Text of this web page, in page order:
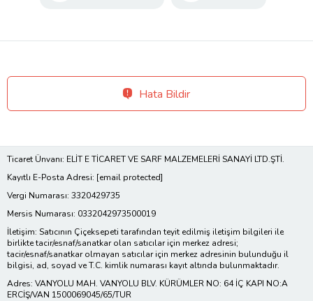
Hata Bildir
Ticaret Ünvanı: ELİT E TİCARET VE SARF MALZEMELERİ SANAYİ LTD.ŞTİ.
Kayıtlı E-Posta Adresi: [email protected]
Vergi Numarası: 3320429735
Mersis Numarası: 0332042973500019
İletişim: Satıcının Çiçeksepeti tarafından teyit edilmiş iletişim bilgileri ile
birlikte tacir/esnaf/sanatkar olan satıcılar için merkez adresi;
tacir/esnaf/sanatkar olmayan satıcılar için merkez adresinin bulunduğu il
bilgisi, ad, soyad ve T.C. kimlik numarası kayıt altında bulunmaktadır.
Adres: VANYOLU MAH. VANYOLU BLV. KÜRÜMLER NO: 64 İÇ KAPI NO:A
ERCİŞ/VAN 1500069045/65/TUR